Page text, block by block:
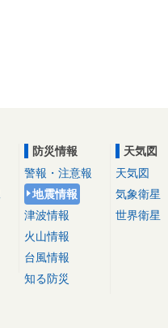
防災情報
警報・注意報
地震情報
津波情報
火山情報
台風情報
知る防災
天気図
天気図
気象衛星
世界衛星